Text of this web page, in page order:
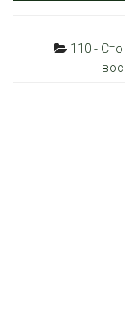
110 - Сто